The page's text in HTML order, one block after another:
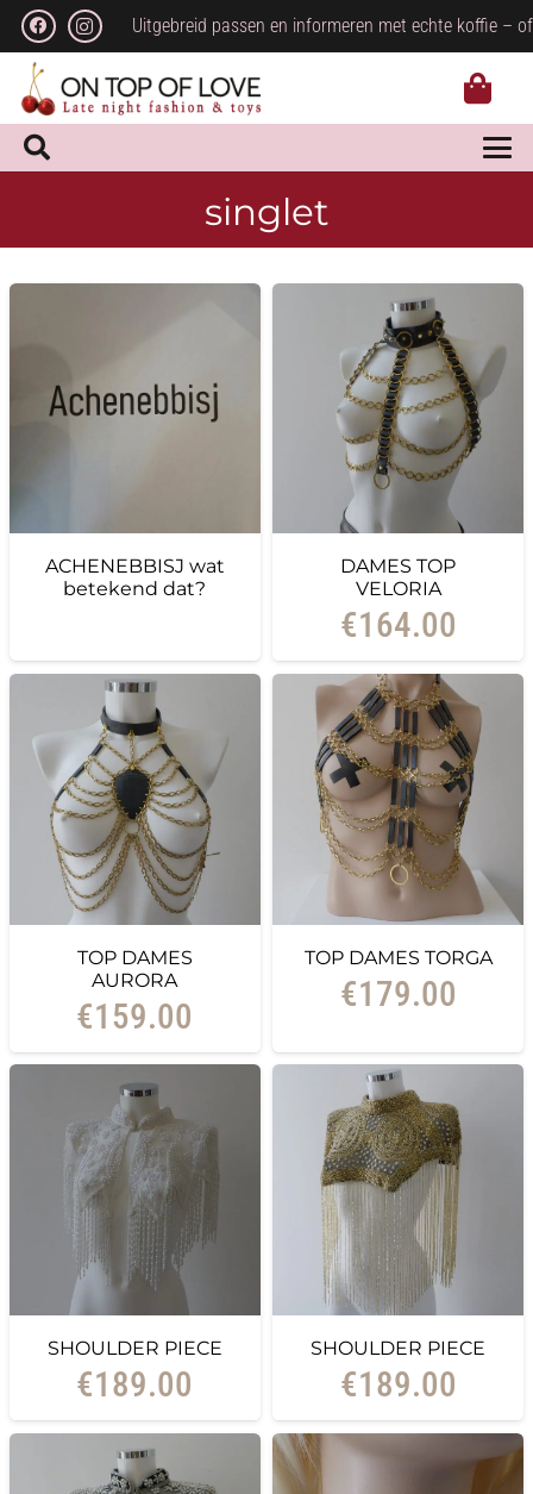
Uitgebreid passen en informeren met echte koffie –
singlet
ACHENEBBISJ wat
betekend dat?
DAMES TOP
VELORIA
€164.00
TOP DAMES
AURORA
€159.00
TOP DAMES TORGA
€179.00
SHOULDER PIECE
€189.00
SHOULDER PIECE
€189.00